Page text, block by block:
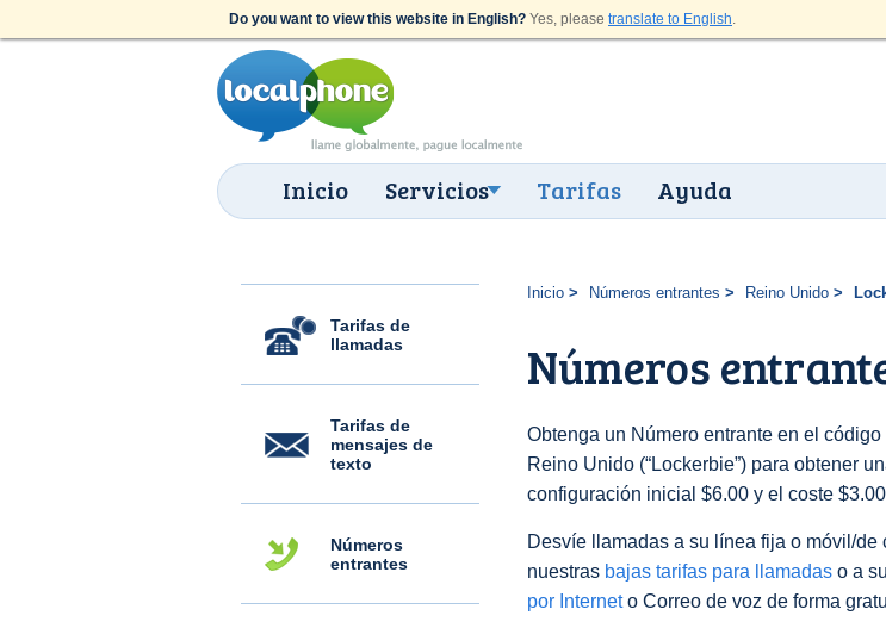
Do you want to view this website in English? Yes, please translate to English.
Inicio Servicios Tarifas Ayuda
Tarifas de
llamadas
Tarifas de
mensajes de
texto
Números
entrantes
Inicio Números entrantes Reino Unido
Números
Obtenga un Número entrante en el
Reino Unido (“Lockerbie”) para obtener
configuración inicial $6.00 y el coste
Desvíe llamadas a su línea fija o móvil/de
nuestras bajas tarifas para llamadas o a su
por Interneto Correo de voz de forma